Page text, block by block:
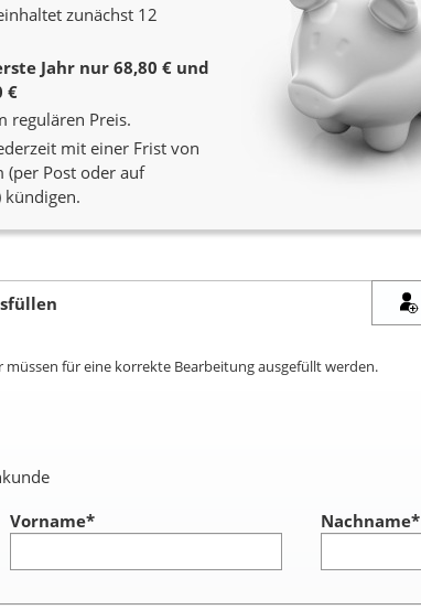
zunächst 12
Jahr nur 68,80 € und
€
regulären Preis.
mit einer Frist von
(per Post oder auf
kündigen.
für eine korrekte Bearbeitung ausgefüllt werden.
Vorname* Nachname*